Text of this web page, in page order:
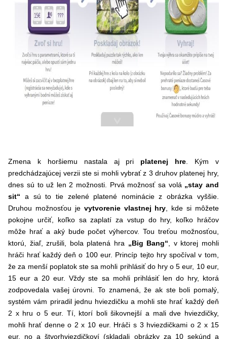
Zmena k horšiemu nastala aj pri platenej hre . Kým v
predchádzajúcej verzii ste si mohli vybrať z 3 druhov platenej hry,
dnes sú to už len 2 možnosti. Prvá možnosť sa volá „stay and
sit“ a sú to tie zelené platené nominácie z obrázka vyššie.
Druhou možnosťou je vytvorenie vlastnej hry , kde si môžete
pokojne určiť, koľko sa zaplatí za vstup do hry, koľko hráčov
môže hrať a aký bude počet výhercov. Tou treťou možnosťou,
ktorú, žiaľ, zrušili, bola platená hra „Big Bang“ , v ktorej mohli
hráči hrať každý deň o 100 eur. Princíp tejto hry spočíval v tom,
že za menší poplatok ste sa mohli prihlásiť do hry o 5 eur, 10 eur,
15 eur a 20 eur. Vždy ste sa mohli prihlásiť len do hry, ktorá
zodpovedala vašej úrovni. To znamená, že ak ste boli pomalý,
systém vám priradil jednu hviezdičku a mohli ste hrať každý deň
2 x hru o 5 eur. Tí, ktorí boli šikovnejší a mali dve hviezdičky,
mohli hrať denne o 2 x 10 eur. Hráči s 3 hviezdičkami o 2 x 15
eur, no a štvorhviezdičkoví (skladali obrázky za 10 sekúnd a